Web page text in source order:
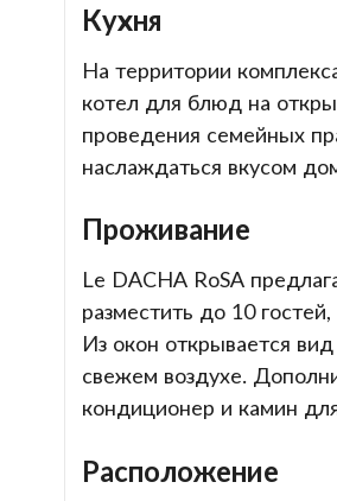
Кухня
На территории
котел для блюд на
проведения семейных
наслаждаться вкусом
Проживание
Le DACHA RoSA
разместить до 10
Из окон открывается
свежем воздухе.
кондиционер и камин
Расположение